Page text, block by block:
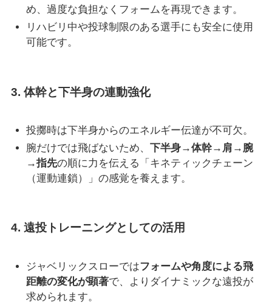
め、過度な負担なくフォームを再現できます。
リハビリ中や投球制限のある選手にも安全に使用
可能です。
3. 体幹と下半身の連動強化
投擲時は下半身からのエネルギー伝達が不可欠。
腕だけでは飛ばないため、下半身→体幹→肩→腕
→指先の順に力を伝える「キネティックチェーン
（運動連鎖）」の感覚を養えます。
4. 遠投トレーニングとしての活用
ジャベリックスローではフォームや角度による飛
距離の変化が顕著で、よりダイナミックな遠投が
求められます。